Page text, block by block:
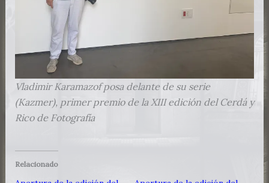
Vladimir Karamazof posa delante de su serie
(Kazmer), primer premio de la XIII edición del Cerdá y
Rico de Fotografía
Relacionado